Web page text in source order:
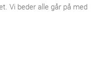
Vi beder alle går på med